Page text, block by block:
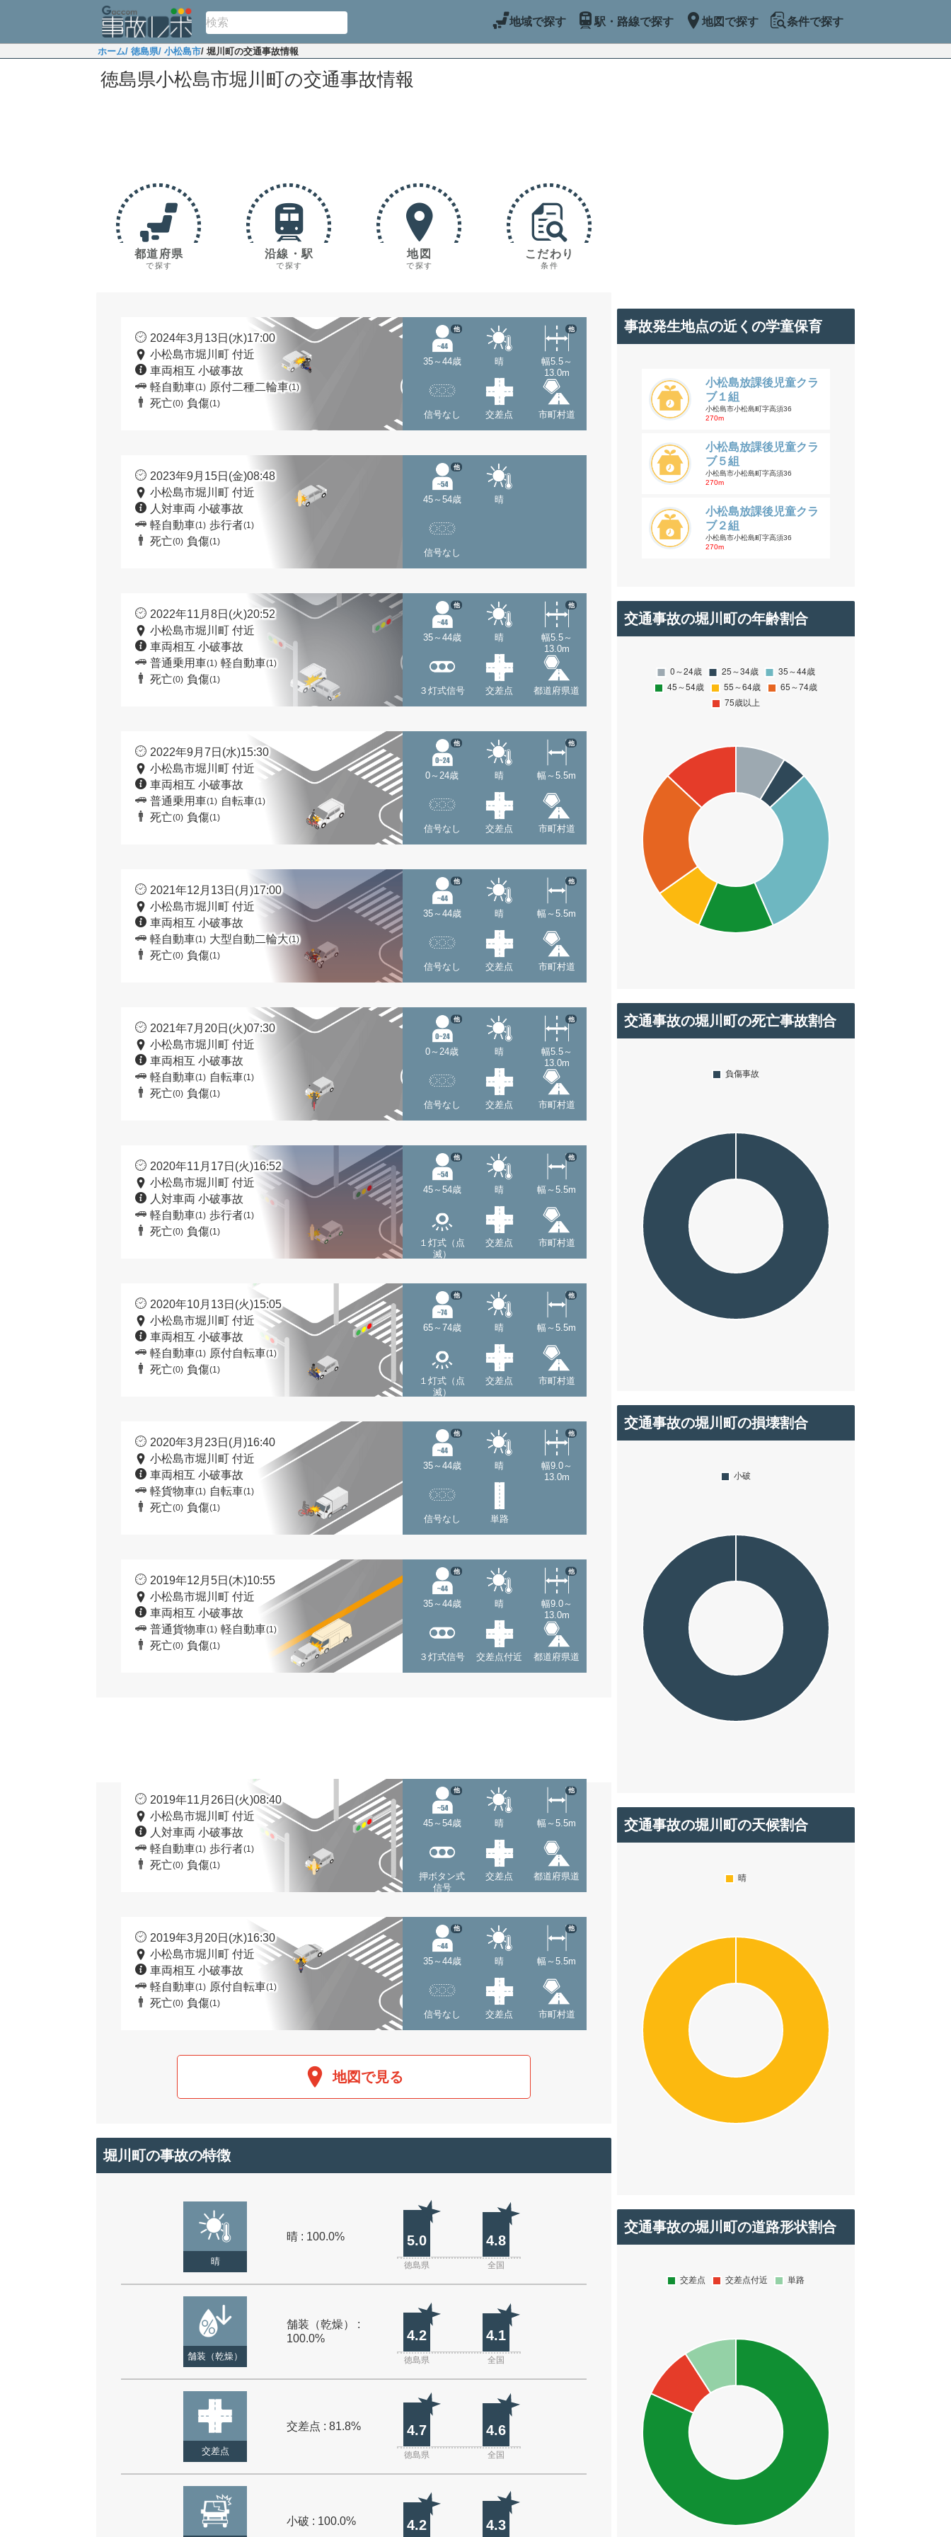
地域で探す 駅・路線で探す 地図で探す 条件で探す
ホーム/ 徳島県/ 小松島市/ 堀川町の交通事故情報
徳島県小松島市堀川町の交通事故情報
都道府県
で探す
沿線・駅
で探す
地図
で探す
こだわり
条件
2024年3月13日(水)17:00
小松島市堀川町 付近
車両相互 小破事故
軽自動車(1) 原付二種二輪車(1)
死亡(0) 負傷(1)
35～44歳
他
晴
幅5.5～
13.0m
他
信号なし 交差点 市町村道
2023年9月15日(金)08:48
小松島市堀川町 付近
人対車両 小破事故
軽自動車(1) 歩行者(1)
死亡(0) 負傷(1)
45～54歳
他
晴
信号なし
2022年11月8日(火)20:52
小松島市堀川町 付近
車両相互 小破事故
普通乗用車(1) 軽自動車(1)
死亡(0) 負傷(1)
35～44歳
他
晴
幅5.5～
13.0m
他
３灯式信号 交差点 都道府県道
2022年9月7日(水)15:30
小松島市堀川町 付近
車両相互 小破事故
普通乗用車(1) 自転車(1)
死亡(0) 負傷(1)
0～24歳
他
晴 幅～5.5m
他
信号なし 交差点 市町村道
2021年12月13日(月)17:00
小松島市堀川町 付近
車両相互 小破事故
軽自動車(1) 大型自動二輪大(1)
死亡(0) 負傷(1)
35～44歳
他
晴 幅～5.5m
他
信号なし 交差点 市町村道
2021年7月20日(火)07:30
小松島市堀川町 付近
車両相互 小破事故
軽自動車(1) 自転車(1)
死亡(0) 負傷(1)
0～24歳
他
晴
幅5.5～
13.0m
他
信号なし 交差点 市町村道
2020年11月17日(火)16:52
小松島市堀川町 付近
人対車両 小破事故
軽自動車(1) 歩行者(1)
死亡(0) 負傷(1)
45～54歳
他
晴 幅～5.5m
他
１灯式（点
滅）
交差点 市町村道
2020年10月13日(火)15:05
小松島市堀川町 付近
車両相互 小破事故
軽自動車(1) 原付自転車(1)
死亡(0) 負傷(1)
65～74歳
他
晴 幅～5.5m
他
１灯式（点
滅）
交差点 市町村道
2020年3月23日(月)16:40
小松島市堀川町 付近
車両相互 小破事故
軽貨物車(1) 自転車(1)
死亡(0) 負傷(1)
35～44歳
他
晴
幅9.0～
13.0m
他
信号なし 単路
2019年12月5日(木)10:55
小松島市堀川町 付近
車両相互 小破事故
普通貨物車(1) 軽自動車(1)
死亡(0) 負傷(1)
35～44歳
他
晴
幅9.0～
13.0m
他
３灯式信号 交差点付近 都道府県道
2019年11月26日(火)08:40
小松島市堀川町 付近
人対車両 小破事故
軽自動車(1) 歩行者(1)
死亡(0) 負傷(1)
45～54歳
他
晴 幅～5.5m
他
押ボタン式
信号
交差点 都道府県道
2019年3月20日(水)16:30
小松島市堀川町 付近
車両相互 小破事故
軽自動車(1) 原付自転車(1)
死亡(0) 負傷(1)
35～44歳
他
晴 幅～5.5m
他
信号なし 交差点 市町村道
地図で見る
堀川町の事故の特徴
晴
晴 : 100.0% 5.0 4.8
徳島県 全国
舗装（乾燥）
舗装（乾燥） :
100.0%
4.2 4.1
徳島県 全国
交差点
交差点 : 81.8% 4.7 4.6
徳島県 全国
小破 : 100.0% 4.2 4.3
事故発生地点の近くの学童保育
小松島放課後児童クラ
ブ１組
小松島市小松島町字高須36
270m
小松島放課後児童クラ
ブ５組
小松島市小松島町字高須36
270m
小松島放課後児童クラ
ブ２組
小松島市小松島町字高須36
270m
交通事故の堀川町の年齢割合
交通事故の堀川町の死亡事故割合
交通事故の堀川町の損壊割合
交通事故の堀川町の天候割合
交通事故の堀川町の道路形状割合